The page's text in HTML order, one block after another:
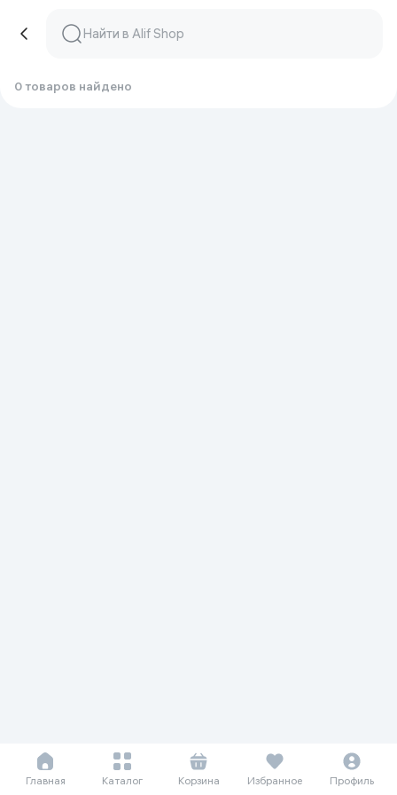
0 товаров найдено
Главная Каталог Корзина Избранное Профиль